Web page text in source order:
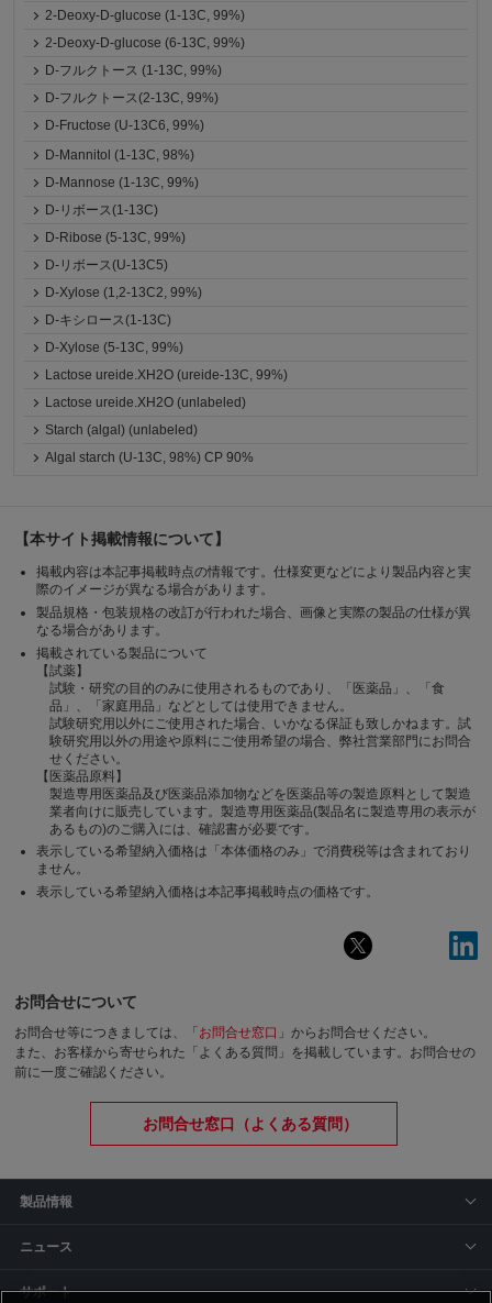
2-Deoxy-D-glucose (1-13C, 99%)
2-Deoxy-D-glucose (6-13C, 99%)
D-フルクトース (1-13C, 99%)
D-フルクトース(2-13C, 99%)
D-Fructose (U-13C6, 99%)
D-Mannitol (1-13C, 98%)
D-Mannose (1-13C, 99%)
D-リボース(1-13C)
D-Ribose (5-13C, 99%)
D-リボース(U-13C5)
D-Xylose (1,2-13C2, 99%)
D-キシロース(1-13C)
D-Xylose (5-13C, 99%)
Lactose ureide.XH2O (ureide-13C, 99%)
Lactose ureide.XH2O (unlabeled)
Starch (algal) (unlabeled)
Algal starch (U-13C, 98%) CP 90%
【本サイト掲載情報について】
掲載内容は本記事掲載時点の情報です。仕様変更などにより製品内容と実
際のイメージが異なる場合があります。
製品規格・包装規格の改訂が行われた場合、画像と実際の製品の仕様が異
なる場合があります。
掲載されている製品について
【試薬】
試験・研究の目的のみに使用されるものであり、「医薬品」、「食
品」、「家庭用品」などとしては使用できません。
試験研究用以外にご使用された場合、いかなる保証も致しかねます。試
験研究用以外の用途や原料にご使用希望の場合、弊社営業部門にお問合
せください。
【医薬品原料】
製造専用医薬品及び医薬品添加物などを医薬品等の製造原料として製造
業者向けに販売しています。製造専用医薬品(製品名に製造専用の表示が
あるもの)のご購入には、確認書が必要です。
表示している希望納入価格は「本体価格のみ」で消費税等は含まれており
ません。
表示している希望納入価格は本記事掲載時点の価格です。
お問合せについて
お問合せ等につきましては、「 お問合せ窓口 」からお問合せください。
また、お客様から寄せられた「よくある質問」を掲載しています。お問合せの
前に一度ご確認ください。
お問合せ窓口（よくある質問）
製品情報
ニュース
サポート